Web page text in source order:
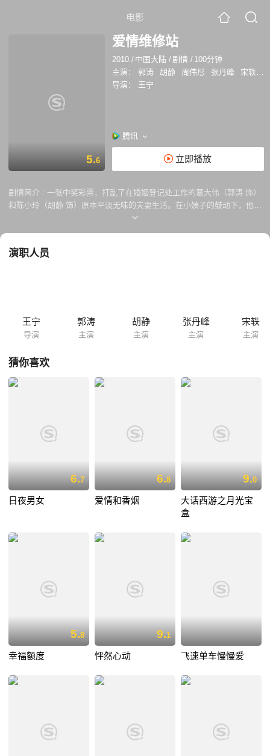
电影
5.6
爱情维修站
2010 / 中国大陆 /剧情 / 100分钟
主演：
郭涛 胡静 周伟彤 张丹峰 宋轶
导演：
王宁
腾讯
立即播放
剧情简介 : 一张中奖彩票，打乱了在婚姻登记处工作的葛大伟（郭涛 饰）
和陈小玲（胡静 饰）原本平淡无味的夫妻生活。在小姨子的鼓动下，他们
找来几位朋友，开办了一家旨在帮助处于婚姻危机中的男女，解决他们的
当，他们的收入并没有随着事业的发展成正比增长。几单生意不仅没有赚
演职人员
王宁
导演
郭涛
主演
胡静
主演
张丹峰
主演
宋轶
主演
猜你喜欢
6.7
日夜男女
6.8
爱情和香烟
9.0
大话西游之月光宝
盒
5.8
幸福额度
9.1
怦然心动 飞速单车慢慢爱